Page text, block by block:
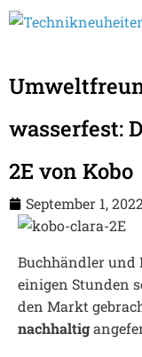
wasserfest:
2E von Kobo
September 1,
Buchhändler und
einigen Stunden
den Markt
nachhaltig